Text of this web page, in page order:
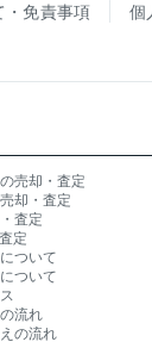
・免責事項
個
売却・査定
却・査定
査定
定
ついて
ついて
流れ
の流れ